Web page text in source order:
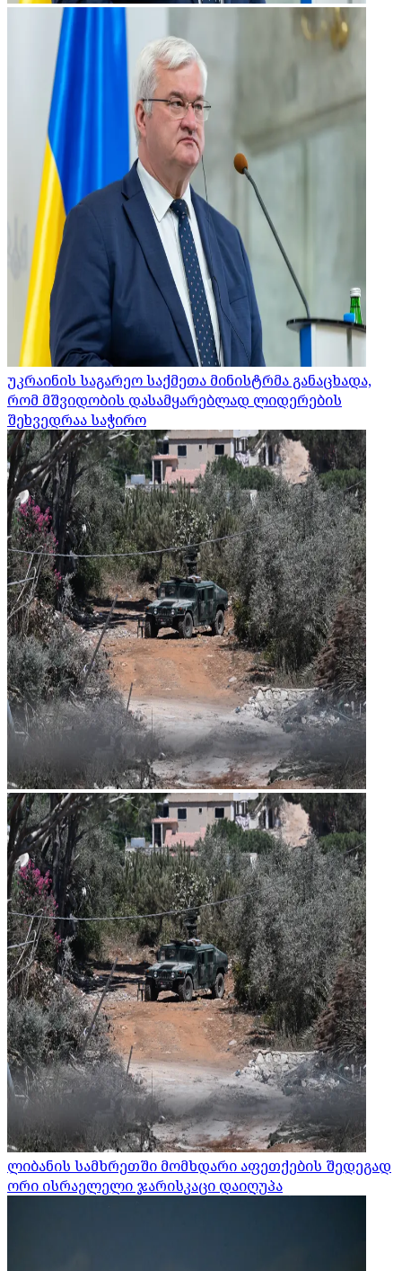
უკრაინის საგარეო საქმეთა მინისტრმა განაცხადა,
რომ მშვიდობის დასამყარებლად ლიდერების
შეხვედრაა საჭირო
ლიბანის სამხრეთში მომხდარი აფეთქების შედეგად
ორი ისრაელელი ჯარისკაცი დაიღუპა